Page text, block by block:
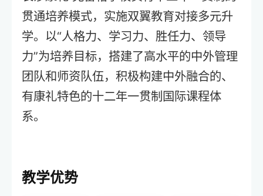
贯通培养模式，实施双翼教育对接多元升
学。以“人格力、学习力、胜任力、领导
力”为培养目标，搭建了高水平的中外管理
团队和师资队伍，积极构建中外融合的、
有康礼特色的十二年一贯制国际课程体
系。
教学优势